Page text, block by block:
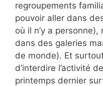
regroupements
pouvoir aller dans
où il n’y a personne),
dans des galeries
de monde). Et
d’interdire l’activité
printemps dernier